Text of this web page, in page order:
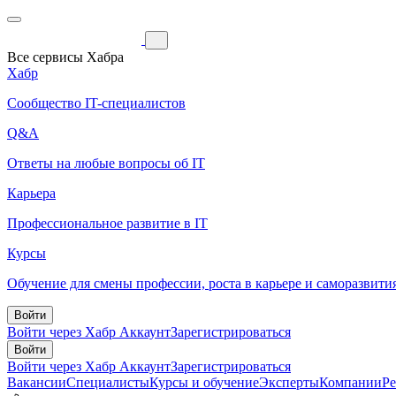
Все сервисы Хабра
Хабр
Сообщество IT-специалистов
Q&A
Ответы на любые вопросы об IT
Карьера
Профессиональное развитие в IT
Курсы
Обучение для смены профессии, роста в карьере и
Войти
Войти через Хабр АккаунтЗарегистрироваться
Войти
Войти через Хабр АккаунтЗарегистрироваться
ВакансииСпециалистыКурсы и обучениеЭкспертыКомпании